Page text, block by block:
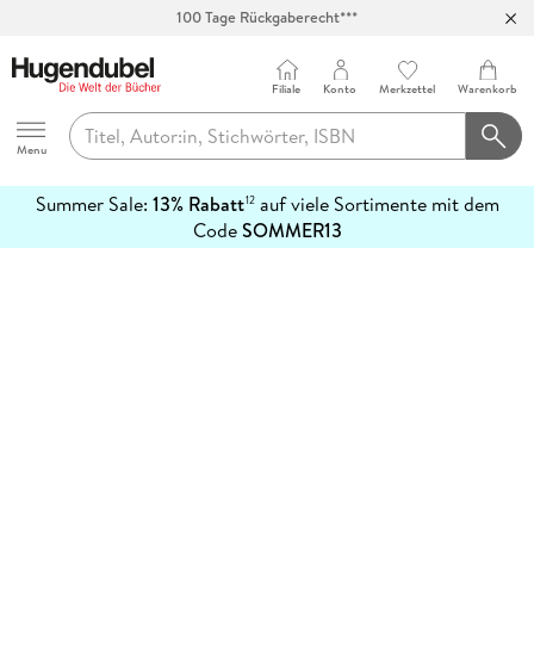
100 Tage Rückgaberecht***
Hugendubel
Menu
Filiale Konto Merkzettel Warenkorb
Summer Sale: 13% Rabatt12auf viele Sortimente mit dem
CodeSOMMER13
erfahren